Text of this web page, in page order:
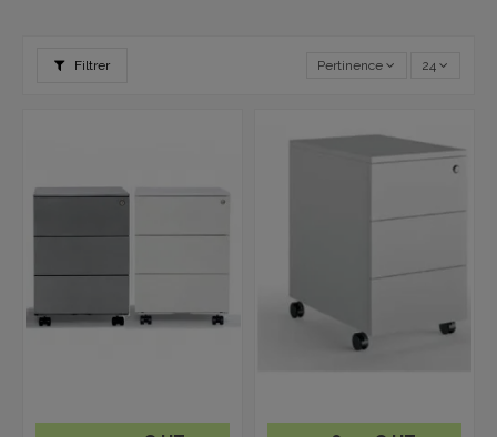
Filtrer Pertinence 24